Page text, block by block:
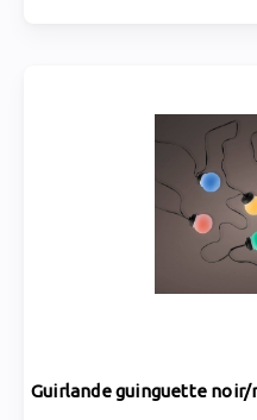
Guirlande guinguette noir/